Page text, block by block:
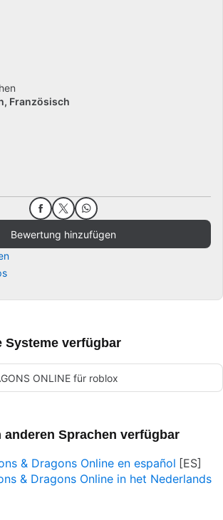
Französisch
Bewertung hinzufügen
Systeme verfügbar
ONLINE für roblox
Sprachen verfügbar
& Dragons Online en español
& Dragons Online in het Nederlands